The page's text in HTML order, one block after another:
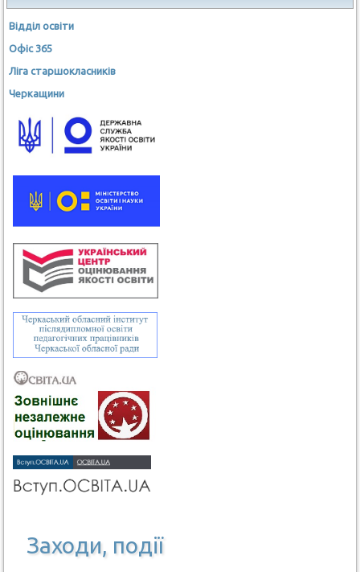
Відділ освіти
Офіс 365
Ліга старшокласників
Черкащини
Заходи, події